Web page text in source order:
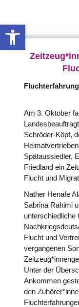
Werkzeugleiste öffnen
Am 3. Oktober
Schröder-Köpf,
Spätaussiedler,
Friedland ein
Flucht und
Nather Henafe
Sabrina Rahimi
unterschiedliche
Flucht und
vergangenen
Unter der
Ankommen
den